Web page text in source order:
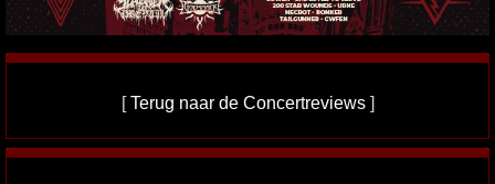
[Terug naar de Concertreviews]